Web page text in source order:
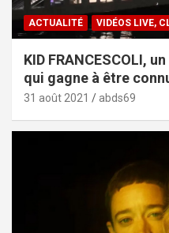
ACTUALITÉ VIDÉOS LIVE,
KID FRANCESCOLI,
qui gagne à être
31 août 2021 abds69